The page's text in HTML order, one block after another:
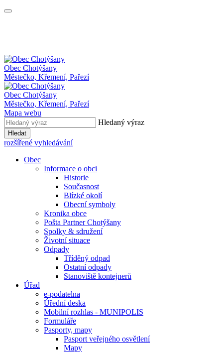
Obec Chotýšany
Městečko, Křemení, Pařezí
Obec Chotýšany
Městečko, Křemení, Pařezí
Mapa webu
Hledaný výraz
Hledat
rozšířené vyhledávání
Obec
Informace o obci
Historie
Současnost
Blízké okolí
Obecní symboly
Kronika obce
Pošta Partner Chotýšany
Spolky & sdružení
Životní situace
Odpady
Tříděný odpad
Ostatní odpady
Stanoviště kontejnerů
Úřad
e-podatelna
Úřední deska
Mobilní rozhlas - MUNIPOLIS
Formuláře
Pasporty, mapy
Pasport veřejného osvětlení
Mapy